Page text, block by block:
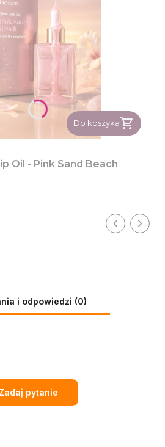
Do koszyka
Oil - Pink Sand Beach
i odpowiedzi (0)
Zadaj pytanie